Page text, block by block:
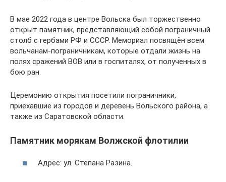
В мае 2022 года в центре Вольска был торжественно
открыт памятник, представляющий собой пограничный
столб с гербами РФ и СССР. Мемориал посвящён всем
вольчанам-пограничникам, которые отдали жизнь на
полях сражений ВОВ или в госпиталях, от полученных в
бою ран.
Церемонию открытия посетили пограничники,
приехавшие из городов и деревень Вольского района, а
также из Саратовской области.
Памятник морякам Волжской флотилии
Адрес: ул. Степана Разина.